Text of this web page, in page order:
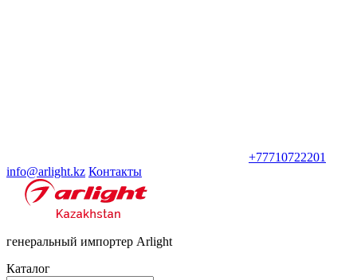
+77710722201
info@arlight.kz Контакты
генеральный импортер Arlight
Каталог